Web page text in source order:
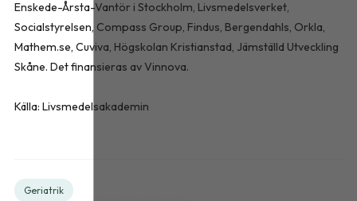
Enskede-Årsta-Vantör i Stockholm, Livsmedelsverket,
Socialstyrelsen, Compass Group, Findus, Bergendahls, Orkla,
Mathem.se, Cuviva, Högskolan Kristianstad, Jämställd Utveckling
Skåne. Det finansieras av Vinnova.
Källa: Livsmedelsakademin
Geriatrik